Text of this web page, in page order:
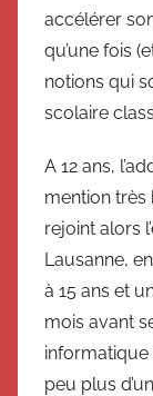
accélérer
qu’une fois
notions qui
scolaire
A 12 ans,
mention très
rejoint alors
Lausanne,
à 15 ans et
mois avant
informatique
peu plus